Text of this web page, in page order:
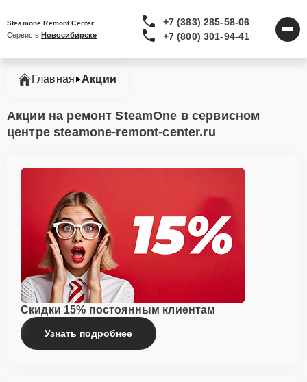
Steamone Remont Center
Сервис в Новосибирске
+7 (383) 285-58-06
+7 (800) 301-94-41
Главная Акции
Акции на ремонт SteamOne в сервисном
центре steamone-remont-center.ru
Скидки 15% постоянным клиентам
Узнать подробнее